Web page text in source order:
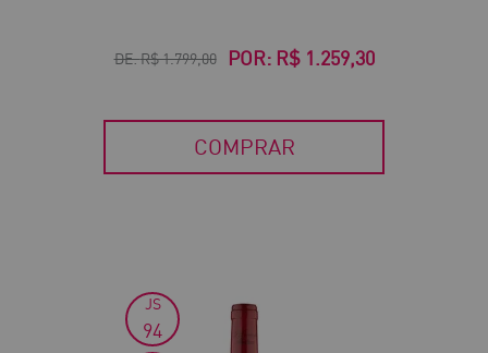
DE:R$ 1.799,00 POR: R$ 1.259,30
COMPRAR
JS
94